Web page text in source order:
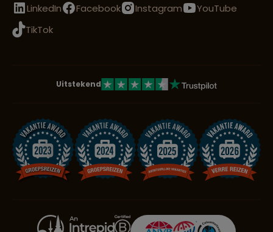
LinkedIn
Facebook Instagram
YouTube
TikTok
Uitstekend